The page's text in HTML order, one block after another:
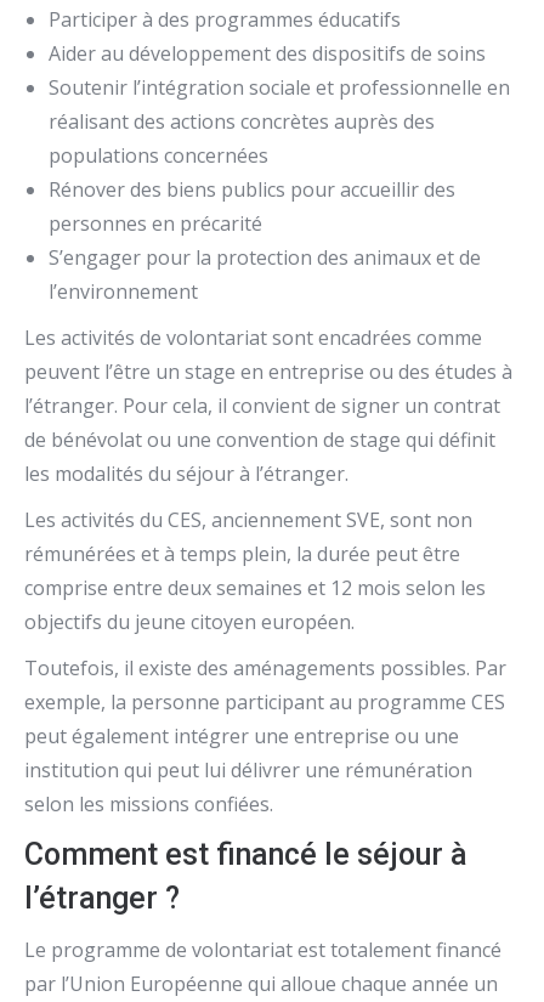
Participer à des programmes éducatifs
Aider au développement des dispositifs de soins
Soutenir l’intégration sociale et professionnelle en
réalisant des actions concrètes auprès des
populations concernées
Rénover des biens publics pour accueillir des
personnes en précarité
S’engager pour la protection des animaux et de
l’environnement
Les activités de volontariat sont encadrées comme
peuvent l’être un stage en entreprise ou des études à
l’étranger. Pour cela, il convient de signer un contrat
de bénévolat ou une convention de stage qui définit
les modalités du séjour à l’étranger.
Les activités du CES, anciennement SVE, sont non
rémunérées et à temps plein, la durée peut être
comprise entre deux semaines et 12 mois selon les
objectifs du jeune citoyen européen.
Toutefois, il existe des aménagements possibles. Par
exemple, la personne participant au programme CES
peut également intégrer une entreprise ou une
institution qui peut lui délivrer une rémunération
selon les missions confiées.
Comment est financé le séjour à
l’étranger ?
Le programme de volontariat est totalement financé
par l’Union Européenne qui alloue chaque année un